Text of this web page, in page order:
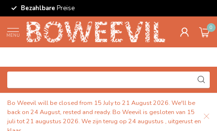
Bezahlbare Preise
MENU
0
Bo Weevil will be closed from 15 July to 21 August 2026. We'll be
back on 24 August, rested and ready. Bo Weevil is gesloten van 15
juli tot 21 augustus 2026. We zijn terug op 24 augustus , uitgerust en